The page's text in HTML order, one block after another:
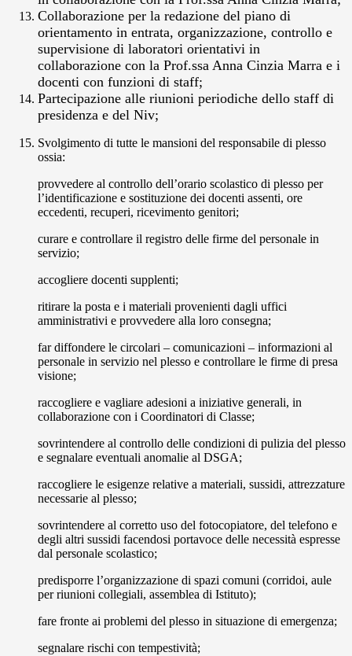
Collaborazione per la redazione del piano di
orientamento in entrata, organizzazione, controllo e
supervisione di laboratori orientativi in
collaborazione con la Prof.ssa Anna Cinzia Marra e i
docenti con funzioni di staff;
Partecipazione alle riunioni periodiche dello staff di
presidenza e del Niv;
Svolgimento di tutte le mansioni del responsabile di plesso
ossia:
provvedere al controllo dell’orario scolastico di plesso per
l’identificazione e sostituzione dei docenti assenti, ore
eccedenti, recuperi, ricevimento genitori;
curare e controllare il registro delle firme del personale in
servizio;
accogliere docenti supplenti;
ritirare la posta e i materiali provenienti dagli uffici
amministrativi e provvedere alla loro consegna;
far diffondere le circolari – comunicazioni – informazioni al
personale in servizio nel plesso e controllare le firme di presa
visione;
raccogliere e vagliare adesioni a iniziative generali, in
collaborazione con i Coordinatori di Classe;
sovrintendere al controllo delle condizioni di pulizia del plesso
e segnalare eventuali anomalie al DSGA;
raccogliere le esigenze relative a materiali, sussidi, attrezzature
necessarie al plesso;
sovrintendere al corretto uso del fotocopiatore, del telefono e
degli altri sussidi facendosi portavoce delle necessità espresse
dal personale scolastico;
predisporre l’organizzazione di spazi comuni (corridoi, aule
per riunioni collegiali, assemblea di Istituto);
fare fronte ai problemi del plesso in situazione di emergenza;
segnalare rischi con tempestività;